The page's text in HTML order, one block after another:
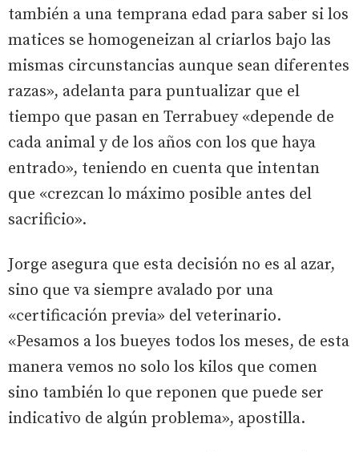
también a una temprana edad para saber si los
matices se homogeneizan al criarlos bajo las
mismas circunstancias aunque sean diferentes
razas», adelanta para puntualizar que el
tiempo que pasan en Terrabuey «depende de
cada animal y de los años con los que haya
entrado», teniendo en cuenta que intentan
que «crezcan lo máximo posible antes del
sacrificio».
Jorge asegura que esta decisión no es al azar,
sino que va siempre avalado por una
«certificación previa» del veterinario.
«Pesamos a los bueyes todos los meses, de esta
manera vemos no solo los kilos que comen
sino también lo que reponen que puede ser
indicativo de algún problema», apostilla.